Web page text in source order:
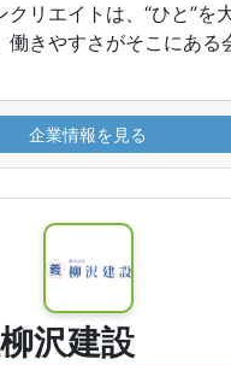
リエイトは、“ひと”を
きやすさがそこにある
企業情報を見る
沢建設